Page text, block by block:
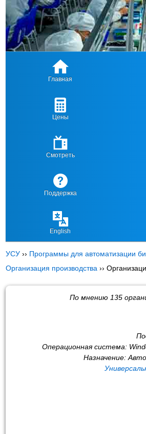
Главная
Цены
Смотреть
Поддержка
English
УСУ ›› Программы для автоматизации
Организация производства ››
По мнению 135
Операционная система:
Назначение: